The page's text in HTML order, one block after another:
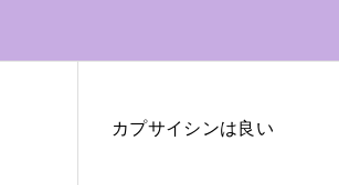
カプサイシンは良い